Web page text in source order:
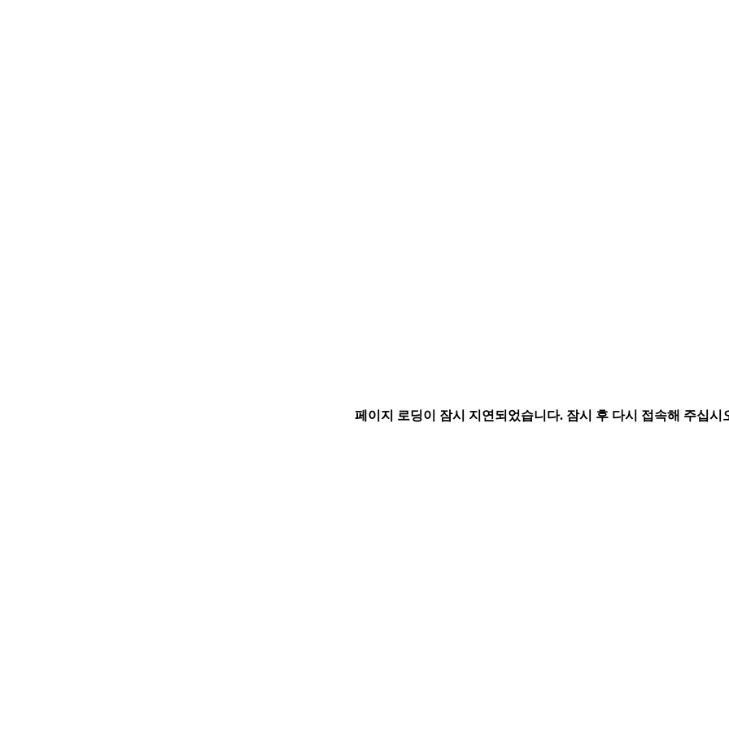
페이지 로딩이 잠시 지연되었습니다. 잠시 후 다시 접속해 주십시